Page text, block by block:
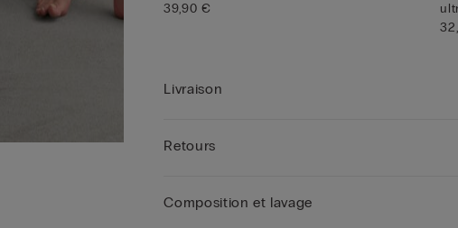
39,90 €
Livraison
Retours
Composition et lavage